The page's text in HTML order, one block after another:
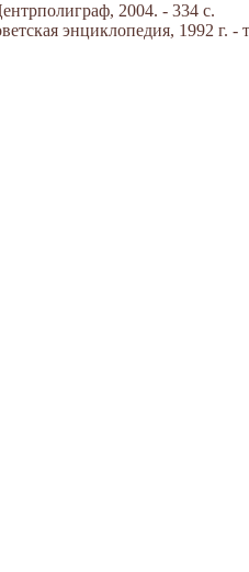
2004. - 334 с.
энциклопедия, 1992 г. -